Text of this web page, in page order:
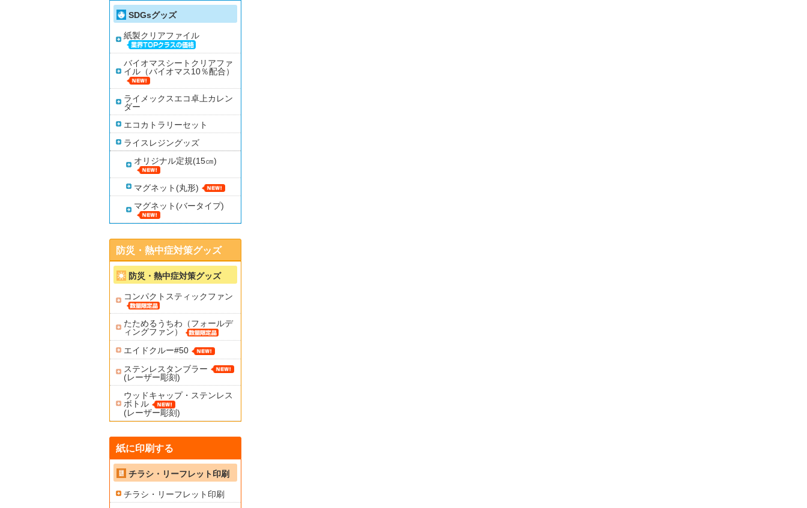
SDGsグッズ
紙製クリアファイル
バイオマスシートクリアファ
イル（バイオマス10％配合）
ライメックスエコ卓上カレン
ダー
エコカトラリーセット
ライスレジングッズ
オリジナル定規(15㎝)
マグネット(丸形)
マグネット(バータイプ)
防災・熱中症対策グッズ
防災・熱中症対策グッズ
コンパクトスティックファン
たためるうちわ（フォールデ
ィングファン）
エイドクルー#50
ステンレスタンブラー
(レーザー彫刻)
ウッドキャップ・ステンレス
ボトル
(レーザー彫刻)
紙に印刷する
チラシ・リーフレット印刷
チラシ・リーフレット印刷